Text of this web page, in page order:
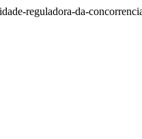
reguladora-da-